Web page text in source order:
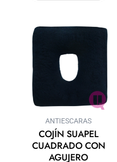
ANTIESCARAS
COJÍN SUAPEL
CUADRADO CON
AGUJERO